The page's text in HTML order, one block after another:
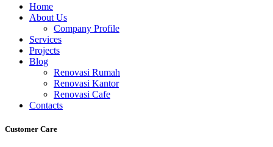
Home
About Us
Company Profile
Services
Projects
Blog
Renovasi Rumah
Renovasi Kantor
Renovasi Cafe
Contacts
Customer Care